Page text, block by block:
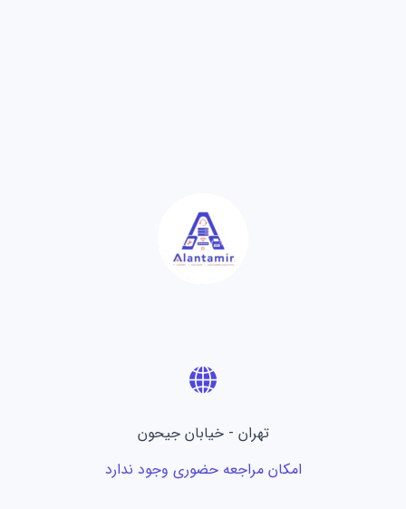
تهران - خیابان جیحون
امکان مراجعه حضوری وجود ندارد